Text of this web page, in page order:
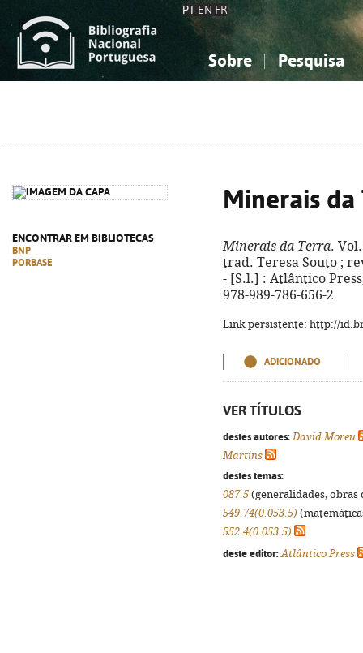
PT EN FR
Sobre Pesquisa
ENCONTRAR EM BIBLIOTECAS
BNP
PORBASE
Minerais da
Minerais da Terra.
trad. Teresa Souto ;
- [S.l.] : Atlântico
978-989-786-656-2
Link persistente: http://
ADICIONADO
VER TÍTULOS
destes autores: David Moreu
Martins
destes temas:
087.5 (generalidades,
549.74(0.053.5)
552.4(0.053.5)
deste editor: Atlântico Press